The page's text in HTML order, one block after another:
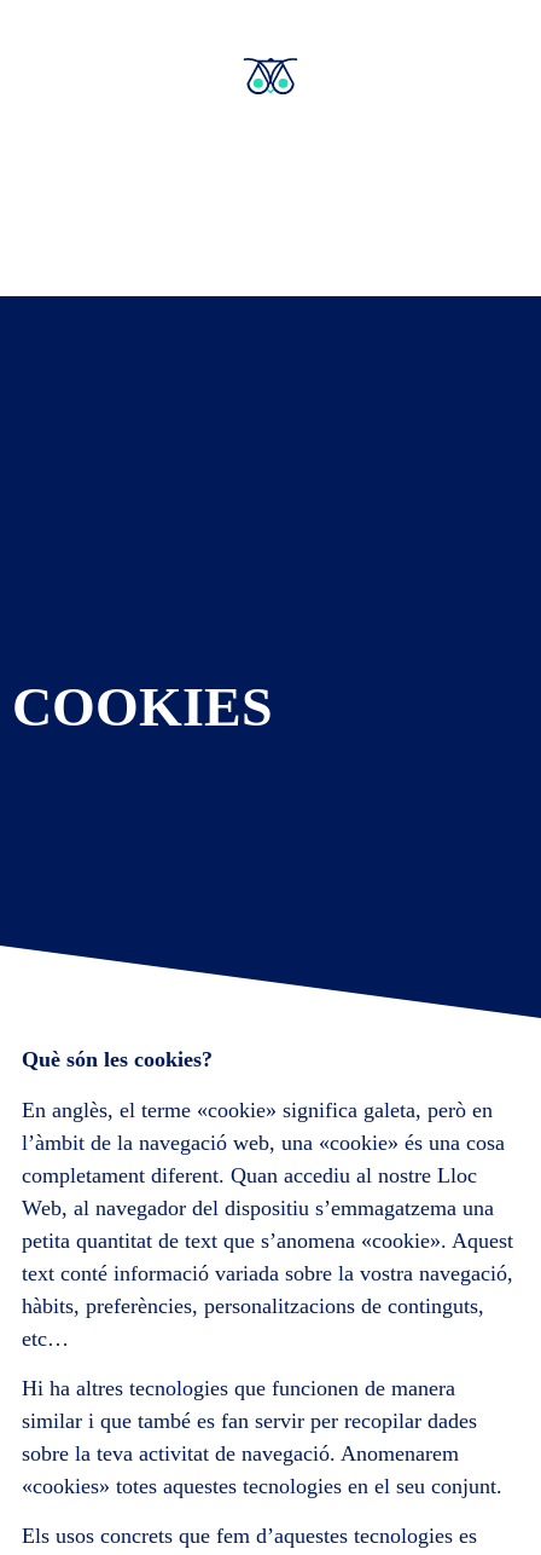
COOKIES
Què són les cookies?
En anglès, el terme «cookie» significa galeta, però en
l’àmbit de la navegació web, una «cookie» és una cosa
completament diferent. Quan accediu al nostre Lloc
Web, al navegador del dispositiu s’emmagatzema una
petita quantitat de text que s’anomena «cookie». Aquest
text conté informació variada sobre la vostra navegació,
hàbits, preferències, personalitzacions de continguts,
etc…
Hi ha altres tecnologies que funcionen de manera
similar i que també es fan servir per recopilar dades
sobre la teva activitat de navegació. Anomenarem
«cookies» totes aquestes tecnologies en el seu conjunt.
Els usos concrets que fem d’aquestes tecnologies es